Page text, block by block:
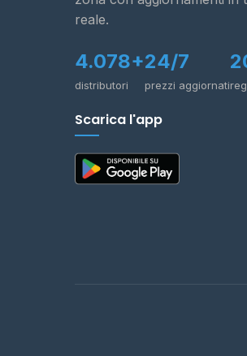
reale.
4.078+
distributori
24/7
prezzi aggiornati
Scarica l'app